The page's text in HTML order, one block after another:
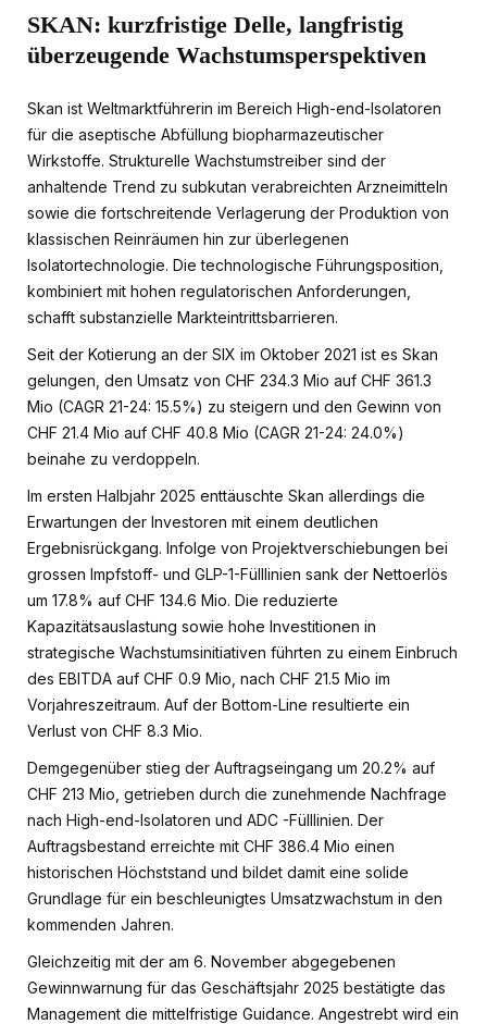
SKAN: kurzfristige Delle, langfristig
überzeugende Wachstumsperspektiven
Skan ist Weltmarktführerin im Bereich High-end-Isolatoren
für die aseptische Abfüllung biopharmazeutischer
Wirkstoffe. Strukturelle Wachstumstreiber sind der
anhaltende Trend zu subkutan verabreichten Arzneimitteln
sowie die fortschreitende Verlagerung der Produktion von
klassischen Reinräumen hin zur überlegenen
Isolatortechnologie. Die technologische Führungsposition,
kombiniert mit hohen regulatorischen Anforderungen,
schafft substanzielle Markteintrittsbarrieren.
Seit der Kotierung an der SIX im Oktober 2021 ist es Skan
gelungen, den Umsatz von CHF 234.3 Mio auf CHF 361.3
Mio (CAGR 21-24: 15.5%) zu steigern und den Gewinn von
CHF 21.4 Mio auf CHF 40.8 Mio (CAGR 21-24: 24.0%)
beinahe zu verdoppeln.
Im ersten Halbjahr 2025 enttäuschte Skan allerdings die
Erwartungen der Investoren mit einem deutlichen
Ergebnisrückgang. Infolge von Projektverschiebungen bei
grossen Impfstoff- und GLP-1-Fülllinien sank der Nettoerlös
um 17.8% auf CHF 134.6 Mio. Die reduzierte
Kapazitätsauslastung sowie hohe Investitionen in
strategische Wachstumsinitiativen führten zu einem Einbruch
des EBITDA auf CHF 0.9 Mio, nach CHF 21.5 Mio im
Vorjahreszeitraum. Auf der Bottom-Line resultierte ein
Verlust von CHF 8.3 Mio.
Demgegenüber stieg der Auftragseingang um 20.2% auf
CHF 213 Mio, getrieben durch die zunehmende Nachfrage
nach High-end-Isolatoren und ADC -Fülllinien. Der
Auftragsbestand erreichte mit CHF 386.4 Mio einen
historischen Höchststand und bildet damit eine solide
Grundlage für ein beschleunigtes Umsatzwachstum in den
kommenden Jahren.
Gleichzeitig mit der am 6. November abgegebenen
Gewinnwarnung für das Geschäftsjahr 2025 bestätigte das
Management die mittelfristige Guidance. Angestrebt wird ein